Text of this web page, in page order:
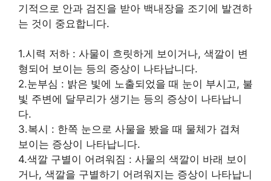
기적으로 안과 검진을 받아 백내장을 조기에 발견하
는 것이 중요합니다.
1.시력 저하 : 사물이 흐릿하게 보이거나, 색깔이 변
형되어 보이는 등의 증상이 나타납니다.
2.눈부심 : 밝은 빛에 노출되었을 때 눈이 부시고, 불
빛 주변에 달무리가 생기는 등의 증상이 나타납니
다.
3.복시 : 한쪽 눈으로 사물을 봤을 때 물체가 겹쳐
보이는 증상이 나타납니다.
4.색깔 구별이 어려워짐 : 사물의 색깔이 바래 보이
거나, 색깔을 구별하기 어려워지는 증상이 나타납니